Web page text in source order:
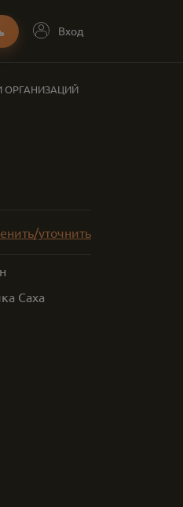
Вход
ОРГАНИЗАЦИЙ
уточнить
Саха